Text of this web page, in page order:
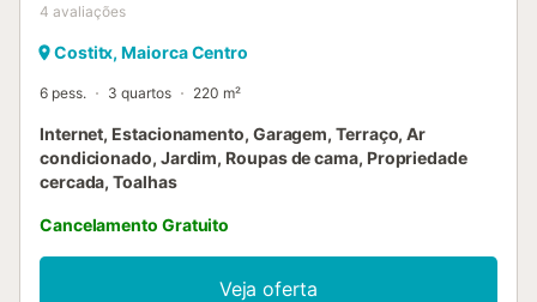
4 avaliações
Costitx, Maiorca Centro
6 pess. 3 quartos 220 m²
Internet, Estacionamento, Garagem, Terraço, Ar
condicionado, Jardim, Roupas de cama, Propriedade
cercada, Toalhas
Cancelamento Gratuito
Veja oferta